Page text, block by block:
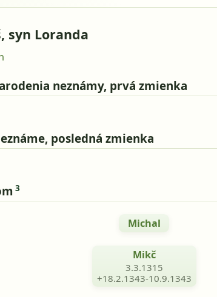
syn Loranda
neznámy, prvá zmienka
posledná zmienka
3
Michal
Mikč
3.3.1315
+18.2.1343-10.9.1343